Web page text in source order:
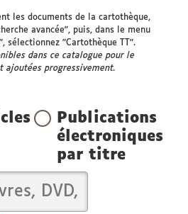
les documents de la cartothèque,
avancée", puis, dans le menu
sélectionnez "Cartothèque TT".
dans ce catalogue pour le
ajoutées progressivement.
Publications
électroniques
par titre